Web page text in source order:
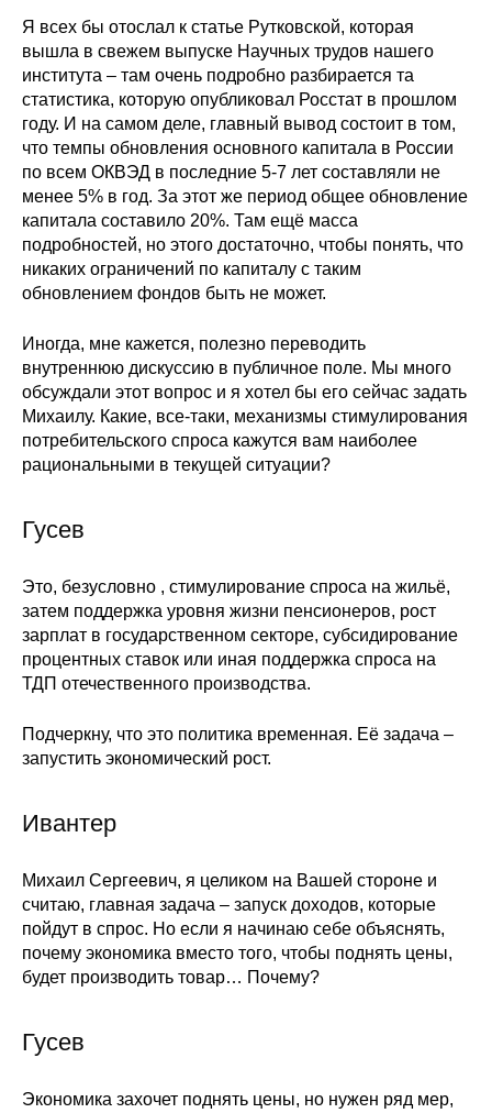
Я всех бы отослал к статье Рутковской, которая
вышла в свежем выпуске Научных трудов нашего
института – там очень подробно разбирается та
статистика, которую опубликовал Росстат в прошлом
году. И на самом деле, главный вывод состоит в том,
что темпы обновления основного капитала в России
по всем ОКВЭД в последние 5-7 лет составляли не
менее 5% в год. За этот же период общее обновление
капитала составило 20%. Там ещё масса
подробностей, но этого достаточно, чтобы понять, что
никаких ограничений по капиталу с таким
обновлением фондов быть не может.
Иногда, мне кажется, полезно переводить
внутреннюю дискуссию в публичное поле. Мы много
обсуждали этот вопрос и я хотел бы его сейчас задать
Михаилу. Какие, все-таки, механизмы стимулирования
потребительского спроса кажутся вам наиболее
рациональными в текущей ситуации?
Гусев
Это, безусловно , стимулирование спроса на жильё,
затем поддержка уровня жизни пенсионеров, рост
зарплат в государственном секторе, субсидирование
процентных ставок или иная поддержка спроса на
ТДП отечественного производства.
Подчеркну, что это политика временная. Её задача –
запустить экономический рост.
Ивантер
Михаил Сергеевич, я целиком на Вашей стороне и
считаю, главная задача – запуск доходов, которые
пойдут в спрос. Но если я начинаю себе объяснять,
почему экономика вместо того, чтобы поднять цены,
будет производить товар… Почему?
Гусев
Экономика захочет поднять цены, но нужен ряд мер,